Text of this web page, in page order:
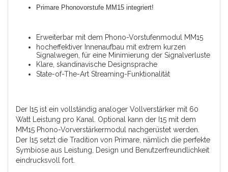
Primare Phonovorstufe MM15 integriert!
Erweiterbar mit dem Phono-Vorstufenmodul MM15
hocheffektiver Innenaufbau mit extrem kurzen
Signalwegen, für eine Minimierung der Signalverluste
Klare, skandinavische Designsprache
State-of-The-Art Streaming-Funktionalität
Der I15 ist ein vollständig analoger Vollverstärker mit 60
Watt Leistung pro Kanal. Optional kann der I15 mit dem
MM15 Phono-Vorverstärkermodul nachgerüstet werden.
Der I15 setzt die Tradition von Primare, nämlich die perfekte
Symbiose aus Leistung, Design und Benutzerfreundlichkeit
eindrucksvoll fort.